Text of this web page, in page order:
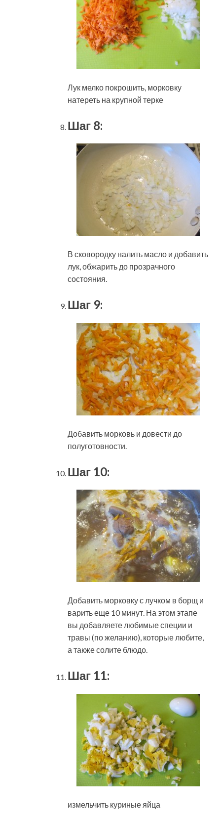
Лук мелко покрошить, морковку
натереть на крупной терке
Шаг 8:
В сковородку налить масло и добавить
лук, обжарить до прозрачного
состояния.
Шаг 9:
Добавить морковь и довести до
полуготовности.
Шаг 10:
Добавить морковку с лучком в борщ и
варить еще 10 минут. На этом этапе
вы добавляете любимые специи и
травы (по желанию), которые любите,
а также солите блюдо.
Шаг 11:
измельчить куриные яйца